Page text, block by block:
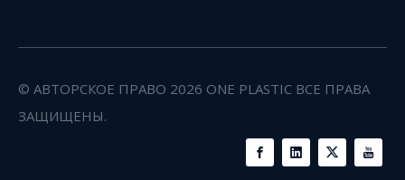
© АВТОРСКОЕ ПРАВО 2026 ONE PLASTIC ВСЕ ПРАВА
ЗАЩИЩЕНЫ.